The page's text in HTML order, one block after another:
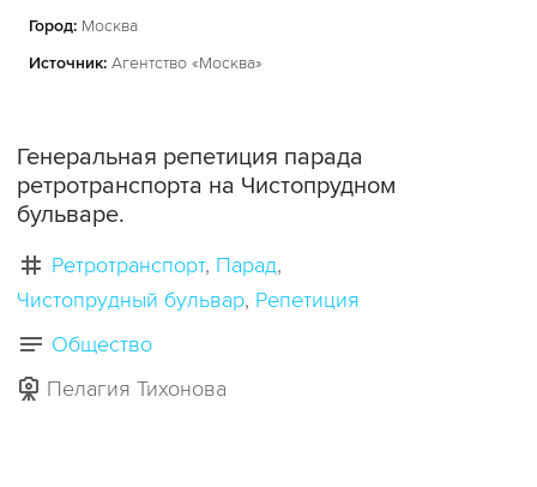
Город: Москва
Источник: Агентство «Москва»
Генеральная репетиция парада
ретротранспорта на Чистопрудном
бульваре.
Ретротранспорт Парад
Чистопрудный бульвар Репетиция
Общество
Пелагия Тихонова